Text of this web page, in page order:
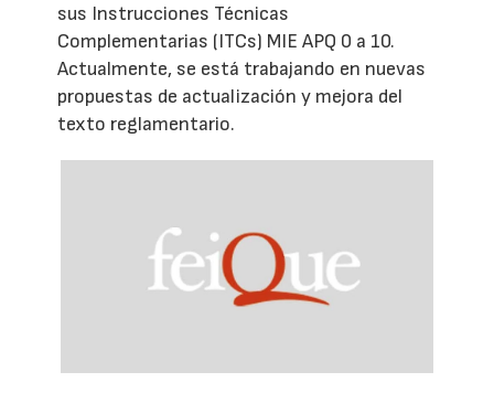
sus Instrucciones Técnicas
Complementarias (ITCs) MIE APQ 0 a 10.
Actualmente, se está trabajando en nuevas
propuestas de actualización y mejora del
texto reglamentario.